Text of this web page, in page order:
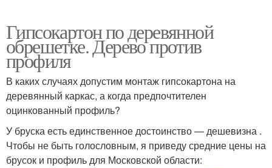
Гипсокартон по деревянной
обрешетке. Дерево против
профиля
В каких случаях допустим монтаж гипсокартона на
деревянный каркас, а когда предпочтителен
оцинкованный профиль?
У бруска есть единственное достоинство — дешевизна .
Чтобы не быть голословным, я приведу средние цены на
брусок и профиль для Московской области: